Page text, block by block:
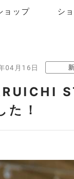
ョップ シ
04月16日
た！